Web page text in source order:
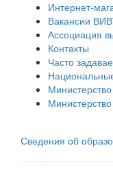
Интернет-
Вакансии
Ассоциация
Контакты
Часто
Сведения об